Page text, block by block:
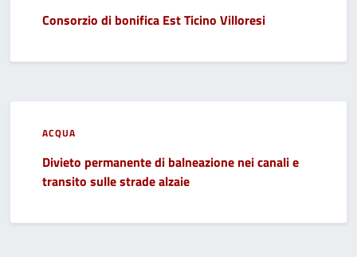
Consorzio di bonifica Est Ticino Villoresi
ACQUA
Divieto permanente di balneazione nei canali e
transito sulle strade alzaie